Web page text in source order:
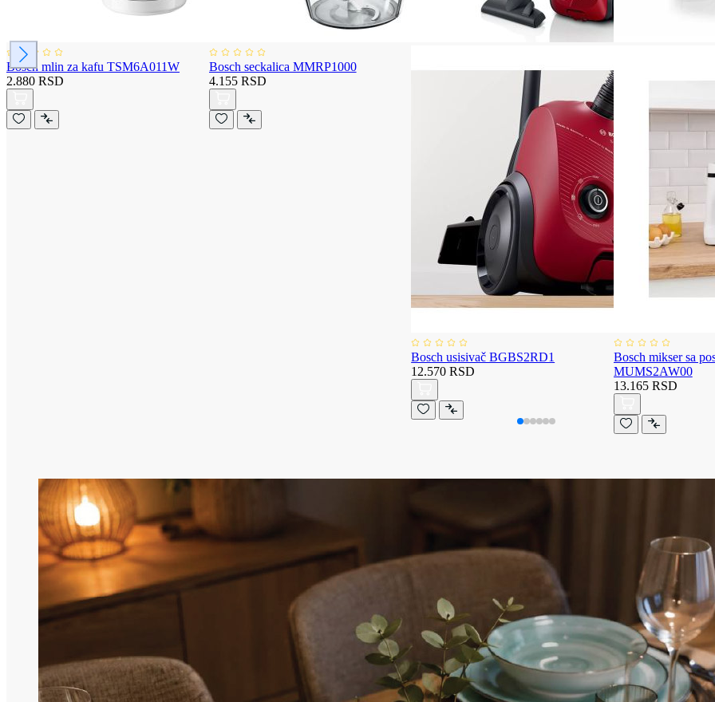
Bosch mlin za kafu TSM6A011W
2.880 RSD
Bosch seckalica MMRP1000
4.155 RSD
Bosch usisivač BGBS2RD1
12.570 RSD
Bosch mikser sa
MUMS2AW00
13.165 RSD